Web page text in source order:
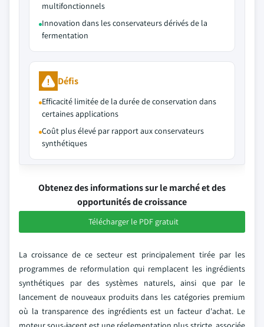
multifonctionnels
Innovation dans les conservateurs dérivés de la
fermentation
Défis
Efficacité limitée de la durée de conservation dans
certaines applications
Coût plus élevé par rapport aux conservateurs
synthétiques
Obtenez des informations sur le marché et des
opportunités de croissance
Télécharger le PDF gratuit
La croissance de ce secteur est principalement tirée par les
programmes de reformulation qui remplacent les ingrédients
synthétiques par des systèmes naturels, ainsi que par le
lancement de nouveaux produits dans les catégories premium
où la transparence des ingrédients est un facteur d'achat. Le